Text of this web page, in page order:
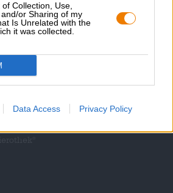
Collection, Use,
or Sharing of my
Is Unrelated with the
it was collected.
Data Access Privacy Policy
alla newsletter'